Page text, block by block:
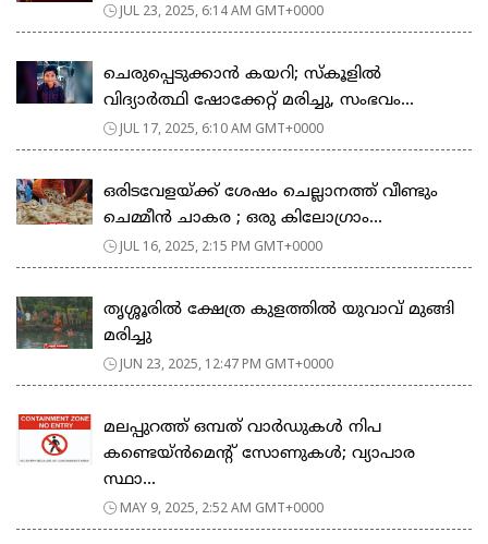
JUL 23, 2025, 6:14 AM GMT+0000
ചെരുപ്പെടുക്കാൻ കയറി; സ്കൂളിൽ
വിദ്യാർത്ഥി ഷോക്കേറ്റ് മരിച്ചു, സംഭവം...
JUL 17, 2025, 6:10 AM GMT+0000
ഒരിടവേളയ്ക്ക് ശേഷം ചെല്ലാനത്ത് വീണ്ടും
ചെമ്മീൻ ചാകര ; ഒരു കിലോഗ്രാം...
JUL 16, 2025, 2:15 PM GMT+0000
തൃശ്ശൂരിൽ ക്ഷേത്ര കുളത്തിൽ യുവാവ് മുങ്ങി
മരിച്ചു
JUN 23, 2025, 12:47 PM GMT+0000
മലപ്പുറത്ത് ഒമ്പത് വാർഡുകൾ നിപ
കണ്ടെയ്ൻമെന്‍റ് സോണുകൾ; വ്യാപാര
സ്ഥാ...
MAY 9, 2025, 2:52 AM GMT+0000